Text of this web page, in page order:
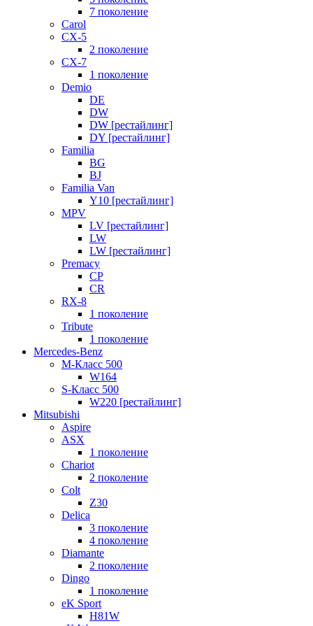
7 поколение
Carol
CX-5
2 поколение
CX-7
1 поколение
Demio
DE
DW
DW [рестайлинг]
DY [рестайлинг]
Familia
BG
BJ
Familia Van
Y10 [рестайлинг]
MPV
LV [рестайлинг]
LW
LW [рестайлинг]
Premacy
CP
CR
RX-8
1 поколение
Tribute
1 поколение
Mercedes-Benz
M-Класс 500
W164
S-Класс 500
W220 [рестайлинг]
Mitsubishi
Aspire
ASX
1 поколение
Chariot
2 поколение
Colt
Z30
Delica
3 поколение
4 поколение
Diamante
2 поколение
Dingo
1 поколение
eK Sport
H81W